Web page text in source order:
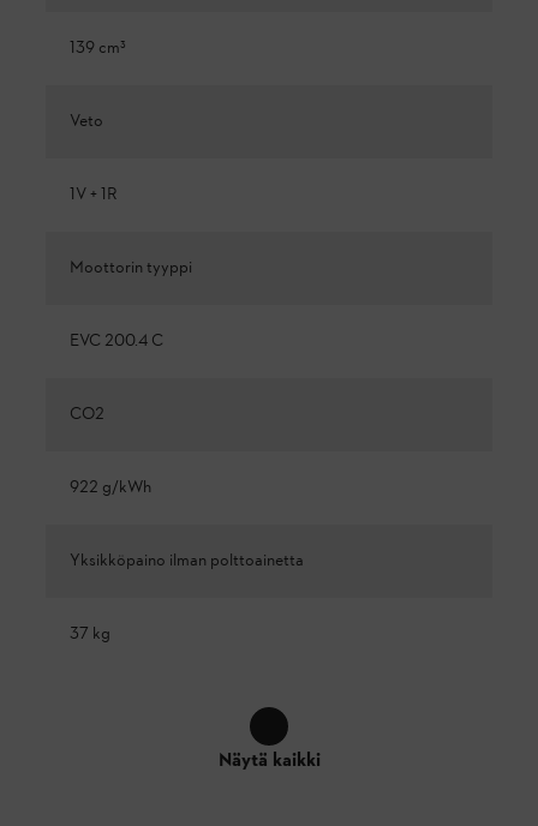
139 cm³
Veto
1V + 1R
Moottorin tyyppi
EVC 200.4 C
CO2
922 g/kWh
Yksikköpaino ilman polttoainetta
37 kg
Näytä kaikki